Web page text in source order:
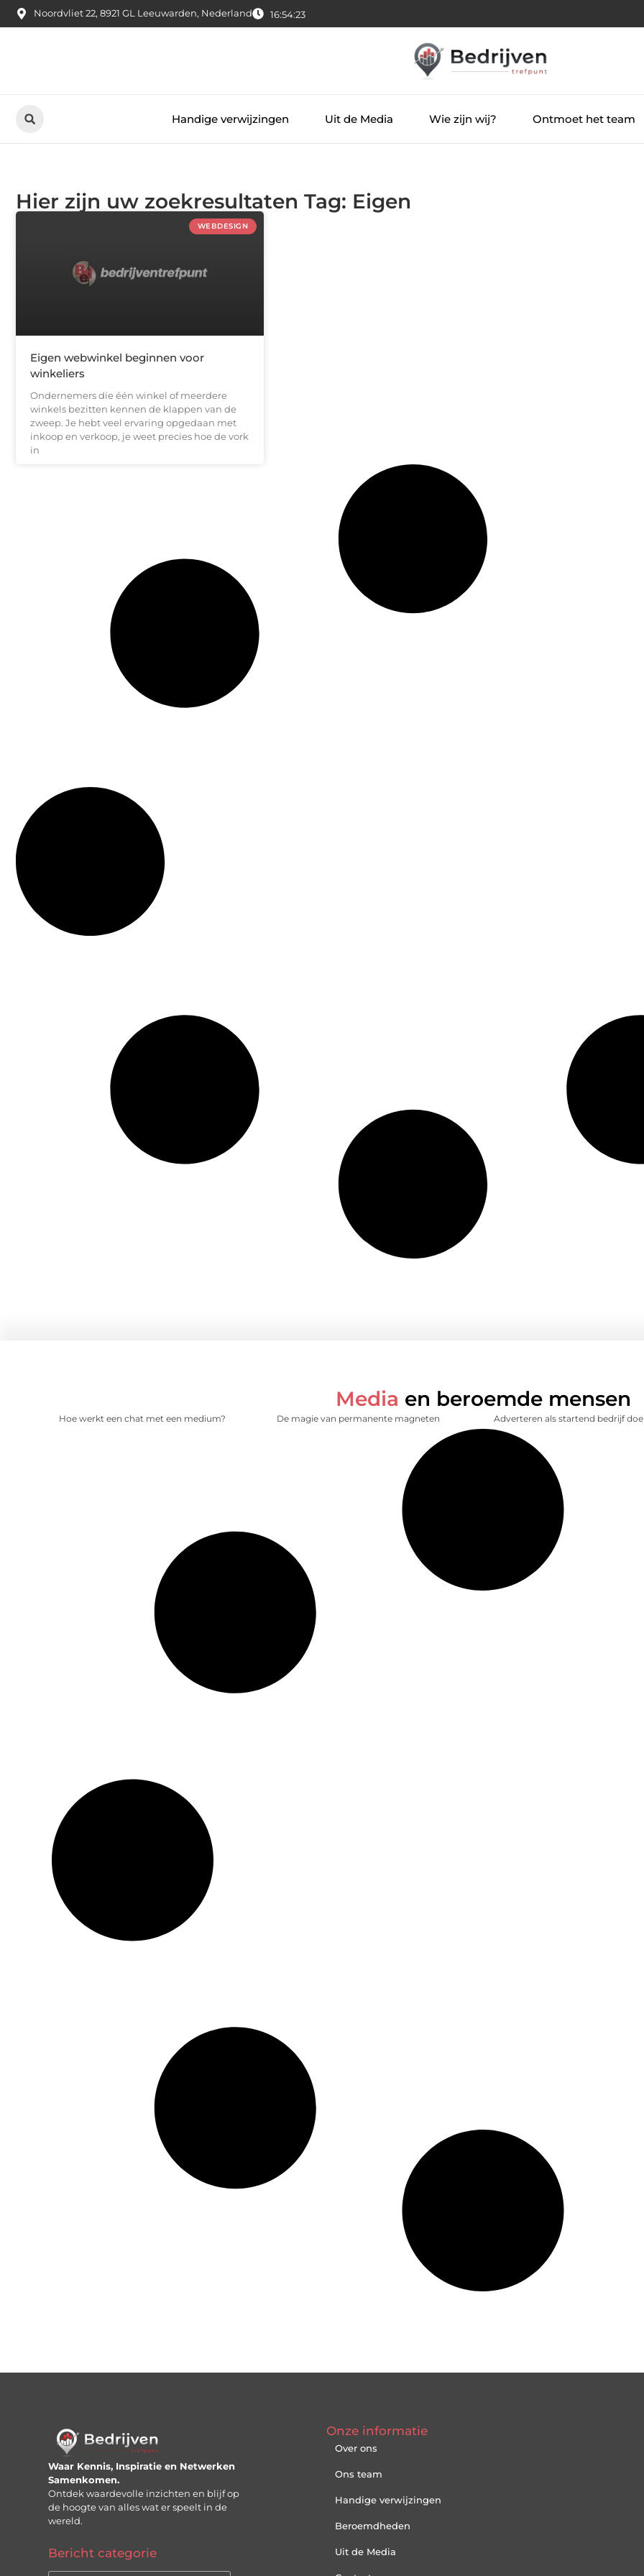
Noordvliet 22, 8921 GL Leeuwarden, Nederland 16:54:23
Handige verwijzingen Uit de Media Wie zijn wij? Ontmoet het team
Hier zijn uw zoekresultaten Tag: Eigen
WEBDESIGN
Eigen webwinkel beginnen voor
winkeliers
Ondernemers die één winkel of meerdere
winkels bezitten kennen de klappen van de
zweep. Je hebt veel ervaring opgedaan met
inkoop en verkoop, je weet precies hoe de vork
in
Media en beroemde mensen
Hoe werkt een chat met een medium? De magie van permanente magneten Adverteren als startend bedrijf doe
Waar Kennis, Inspiratie en Netwerken
Samenkomen.
Ontdek waardevolle inzichten en blijf op
de hoogte van alles wat er speelt in de
wereld.
Bericht categorie
Onze informatie
Over ons
Ons team
Handige verwijzingen
Beroemdheden
Uit de Media